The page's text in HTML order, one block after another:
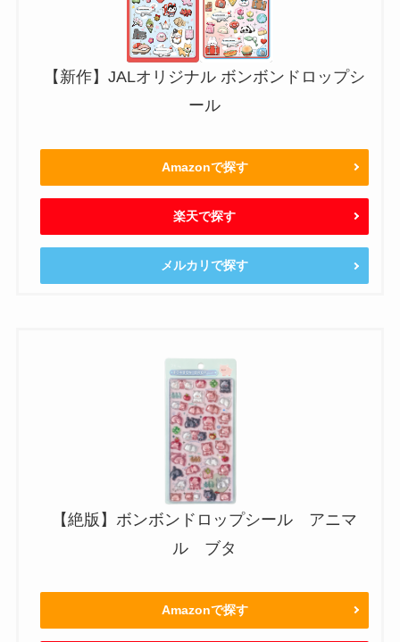
【新作】JALオリジナル ボンボンドロップシ
ール
Amazonで探す
楽天で探す
メルカリで探す
【絶版】ボンボンドロップシール アニマ
ル ブタ
Amazonで探す